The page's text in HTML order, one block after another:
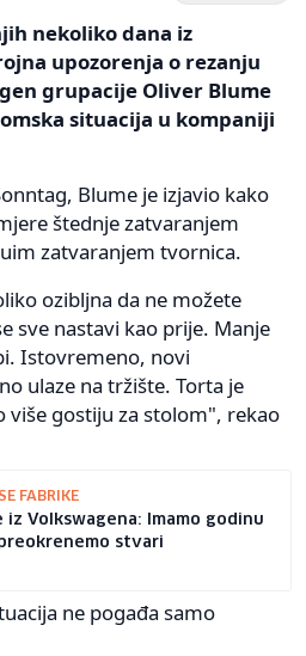
nekoliko dana iz
upozorenja o rezanju
grupacije Oliver Blume
situacija u kompaniji
Blume je izjavio kako
štednje zatvaranjem
zatvaranjem tvornica.
ozibljna da ne možete
sve nastavi kao prije. Manje
Istovremeno, novi
ulaze na tržište. Torta je
više gostiju za stolom", rekao
FABRIKE
iz Volkswagena: Imamo godinu
stvari
ne pogađa samo